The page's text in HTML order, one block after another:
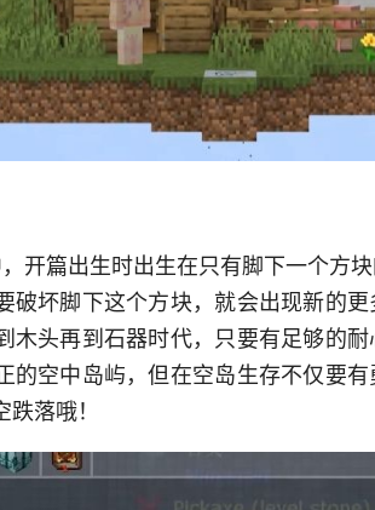
开篇出生时出生在只有脚下一个方
破坏脚下这个方块，就会出现新的
木头再到石器时代，只要有足够的
的空中岛屿，但在空岛生存不仅要
落哦！